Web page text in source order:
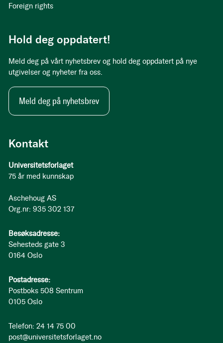
Kontakt
Universitetsforlaget
75 år med kunnskap
Aschehoug AS
Org.nr: 935 302 137
Besøksadresse:
Sehesteds gate 3
0164 Oslo
Postadresse:
Postboks 508 Sentrum
0105 Oslo
Telefon: 24 14 75 00
post@universitetsforlaget.no
Foreign rights
Hold deg oppdatert!
Meld deg på vårt nyhetsbrev og hold deg oppdatert på nye
utgivelser og nyheter fra oss.
Meld deg på nyhetsbrev